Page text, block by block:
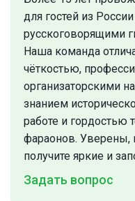
для гостей из
русскоговорящими
Наша команда
чёткостью,
организаторскими
знанием
работе и гордостью
фараонов. Уверены,
получите яркие и
Задать вопрос